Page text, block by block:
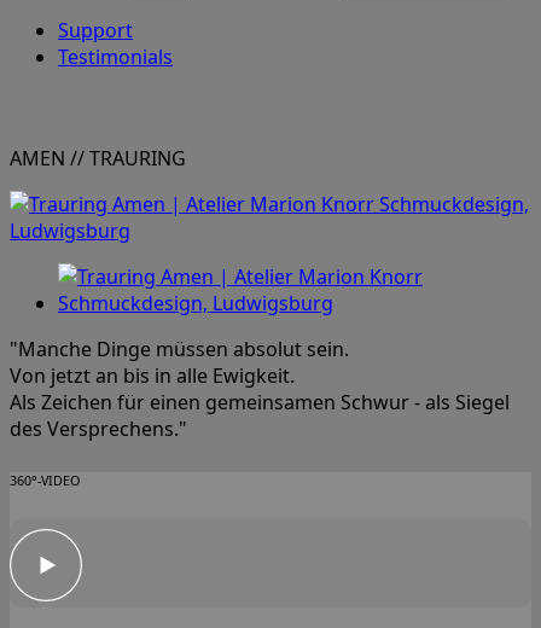
Support
Testimonials
AMEN // TRAURING
"Manche Dinge müssen absolut sein.
Von jetzt an bis in alle Ewigkeit.
Als Zeichen für einen gemeinsamen Schwur - als Siegel
des Versprechens."
360°-VIDEO